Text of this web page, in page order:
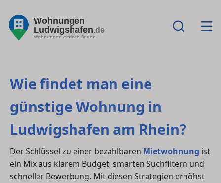
Wohnungen
Ludwigshafen.de
Wohnungen einfach finden
Wie findet man eine
günstige Wohnung in
Ludwigshafen am Rhein?
Der Schlüssel zu einer bezahlbaren Mietwohnung ist
ein Mix aus klarem Budget, smarten Suchfiltern und
schneller Bewerbung. Mit diesen Strategien erhöhst